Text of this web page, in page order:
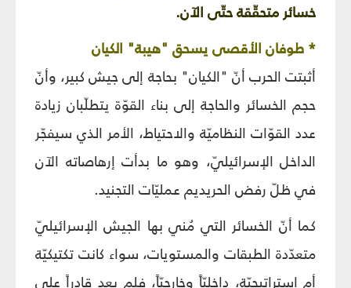
خسائر متحقّقة حتّى الآن.
* طوفان الأقصى يسحق "هيبة" الكيان
أثبتت الحرب أنّ "الكيان" بحاجة إلى جيش كبير، وأنّ
حجم الخسائر والحاجة إلى بناء القوّة يتطلّبان زيادة
عدد القوّات النظاميّة والاحتياط، الأمر الذي سيفجّر
الداخل الإسرائيليّ، وهو ما بدأت إرهاصاته الآن
في ظلّ رفض الحريديم عمليّات التجنيد.
كما أنّ الخسائر التي مُني بها الجيش الإسرائيليّ
متعدّدة الطبقات والمستويات، سواء كانت تكتيكيّة
أم استراتيجيّة، داخليّاً وخارجيّاً، فلم يعد قادراً على